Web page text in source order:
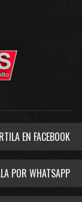
EN FACEBOOK
POR WHATSAPP